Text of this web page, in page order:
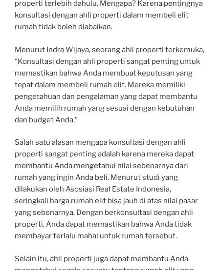
properti terlebih dahulu. Mengapa? Karena pentingnya
konsultasi dengan ahli properti dalam membeli elit
rumah tidak boleh diabaikan.
Menurut Indra Wijaya, seorang ahli properti terkemuka,
“Konsultasi dengan ahli properti sangat penting untuk
memastikan bahwa Anda membuat keputusan yang
tepat dalam membeli rumah elit. Mereka memiliki
pengetahuan dan pengalaman yang dapat membantu
Anda memilih rumah yang sesuai dengan kebutuhan
dan budget Anda.”
Salah satu alasan mengapa konsultasi dengan ahli
properti sangat penting adalah karena mereka dapat
membantu Anda mengetahui nilai sebenarnya dari
rumah yang ingin Anda beli. Menurut studi yang
dilakukan oleh Asosiasi Real Estate Indonesia,
seringkali harga rumah elit bisa jauh di atas nilai pasar
yang sebenarnya. Dengan berkonsultasi dengan ahli
properti, Anda dapat memastikan bahwa Anda tidak
membayar terlalu mahal untuk rumah tersebut.
Selain itu, ahli properti juga dapat membantu Anda